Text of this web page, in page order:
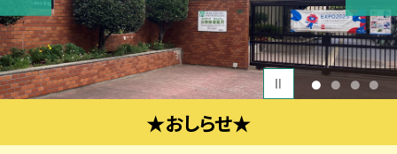
1 2 3 4
★おしらせ★